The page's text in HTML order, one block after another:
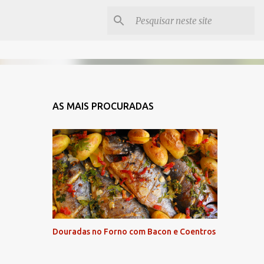
AS MAIS PROCURADAS
Douradas no Forno com Bacon e Coentros